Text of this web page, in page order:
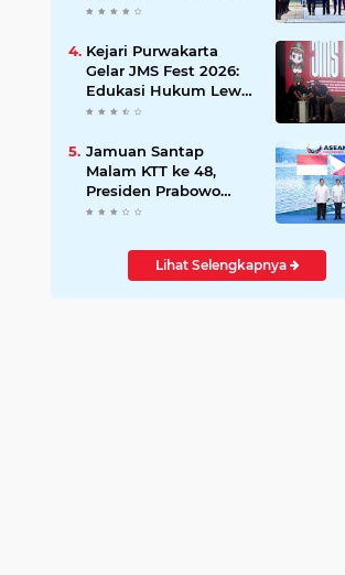
Kemitraan Strategis
Kejari Purwakarta
Gelar JMS Fest 2026:
Edukasi Hukum Lewat
Kreativitas Pelajar
Jamuan Santap
Malam KTT ke 48,
Presiden Prabowo
Disambut Langsung
Lihat Selengkapnya